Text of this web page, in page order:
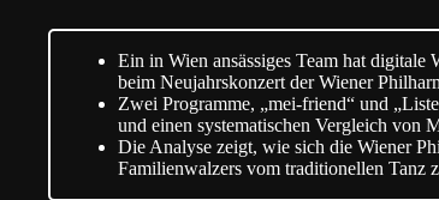
Ein in Wien ansässiges Team hat
beim Neujahrskonzert der Wiener
Zwei Programme, „mei-friend“ und
und einen systematischen Vergleich von
Die Analyse zeigt, wie sich die Wiener
Familienwalzers vom traditionellen Tanz